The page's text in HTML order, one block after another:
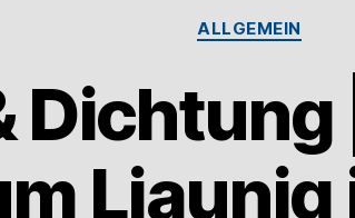
ALLGEMEIN
Dichtung
Liaunig